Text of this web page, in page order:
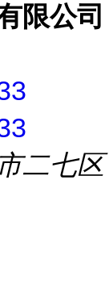
限公司
二七区